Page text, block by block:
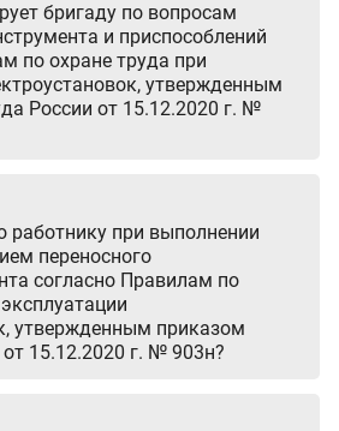
бригаду по вопросам
и приспособлений
по охране труда при
утвержденным
России от 15.12.2020 г. №
работнику при выполнении
переносного
согласно Правилам по
утвержденным приказом
15.12.2020 г. № 903н?